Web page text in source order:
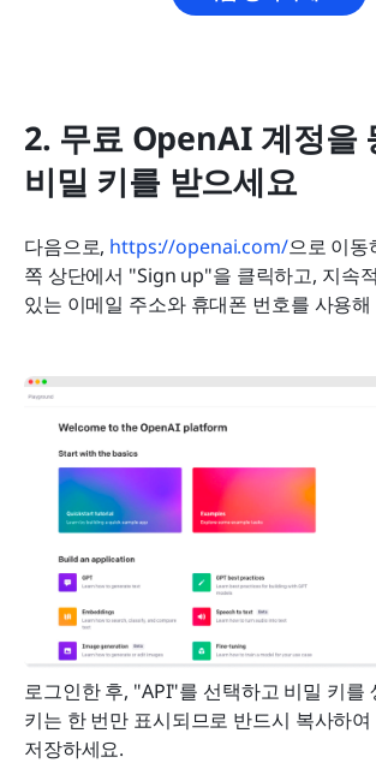
2. 무료 OpenAI 계정을
비밀 키를 받으세요
다음으로, https://openai.com/으로 이동
쪽 상단에서 "Sign up"을 클릭하고, 지속
있는 이메일 주소와 휴대폰 번호를 사용
로그인한 후, "API"를 선택하고 비밀 키를
키는 한 번만 표시되므로 반드시 복사하
저장하세요.